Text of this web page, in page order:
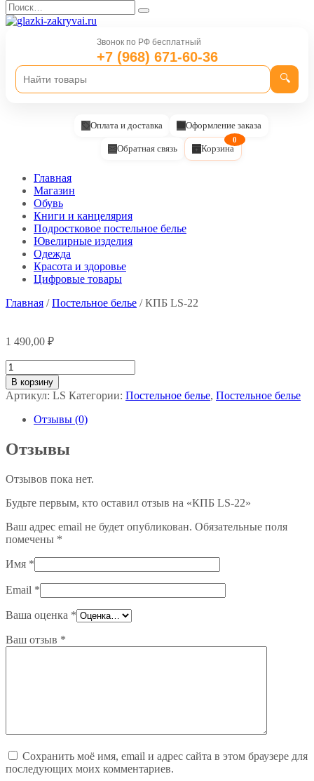
Перейти
к
содержанию
Search
for:
Звонок по РФ бесплатный
+7 (968) 671-60-36
🔍
Оплата и доставка Оформление заказа
Обратная связь Корзина
0
Главная
Магазин
Обувь
Книги и канцелярия
Подростковое постельное белье
Ювелирные изделия
Одежда
Красота и здоровье
Цифровые товары
Главная /Постельное белье / КПБ LS-22
1 490,00 ₽
Количество
товара
КПБ
LS-
В корзину
Артикул: LS Категории: Постельное белье, Постельное белье
Отзывы (0)
Отзывы
Отзывов пока нет.
Будьте первым, кто оставил отзыв на «КПБ LS-22»
Ваш адрес email не будет опубликован. Обязательные поля
помечены *
Имя *
Email *
Ваша оценка *
Ваш отзыв *
Сохранить моё имя, email и адрес сайта в этом браузере для
последующих моих комментариев.